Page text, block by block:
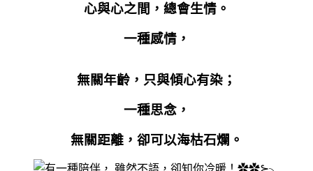
心與心之間，總會生情。
一種感情，
無關年齡，只與傾心有染；
一種思念，
無關距離，卻可以海枯石爛。